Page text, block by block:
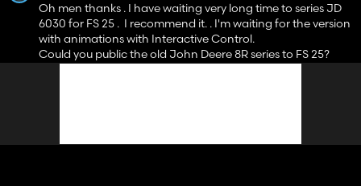
Oh men thanks . I have waiting very long time to series JD
6030 for FS 25 . I recommend it. . I'm waiting for the version
with animations with Interactive Control.
Could you public the old John Deere 8R series to FS 25?
0 Отвечать 1.0.0.0